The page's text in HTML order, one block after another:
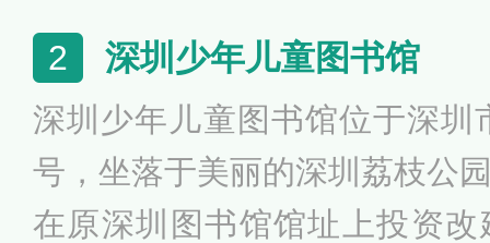
待到馆读者1.2万人次，最高
者总量950万人次，年外借文
所有公众免费开放，365天为
多元化的文化服务。
2 深圳少年儿童图书馆
深圳少年儿童图书馆位于深圳
号，坐落于美丽的深圳荔枝公
在原深圳图书馆馆址上投资